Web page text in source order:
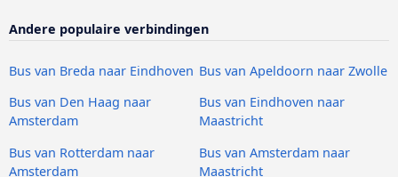
Andere populaire verbindingen
Bus van Breda naar Eindhoven Bus van Apeldoorn naar Zwolle
Bus van Den Haag naar
Amsterdam
Bus van Eindhoven naar
Maastricht
Bus van Rotterdam naar
Amsterdam
Bus van Amsterdam naar
Maastricht